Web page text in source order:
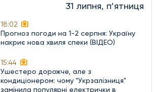
31 липня, п’ятниця
18:02
Прогноз погоди на 1-2 серпня: Україну
накриє нова хвиля спеки (ВІДЕО)
15:44
Ушестеро дорожче, але з
кондиціонером: чому "Укрзалізниця"
замінила популярні електрички в